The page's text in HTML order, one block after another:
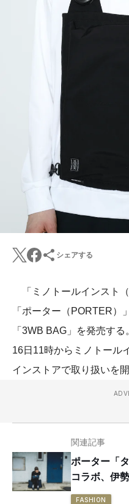
シェアする
「ミノトールインスト（
「ポーター（PORTER）
「3WB BAG」を発売す
16日11時からミノトール
インストアで取り扱いを開
関連記事
ポーター「
コラボ、伊
FASHION